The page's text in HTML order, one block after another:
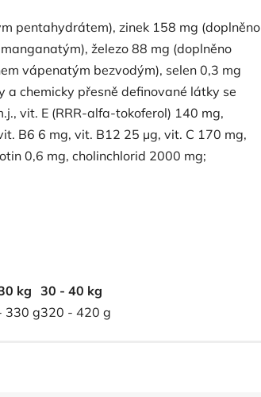
pentahydrátem), zinek 158 mg (doplněno
železo 88 mg (doplněno
vápenatým bezvodým), selen 0,3 mg
chemicky přesně definované látky se
vit. E (RRR-alfa-tokoferol) 140 mg,
B6 6 mg, vit. B12 25 µg, vit. C 170 mg,
0,6 mg, cholinchlorid 2000 mg;
kg
30 - 40 kg
330 g320 - 420 g